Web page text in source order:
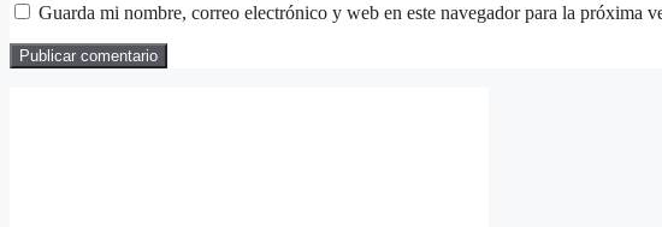
Guarda mi nombre, correo electrónico y web en este navegador para la próxima